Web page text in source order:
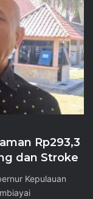
Rp293,3
dan Stroke
Kepulauan